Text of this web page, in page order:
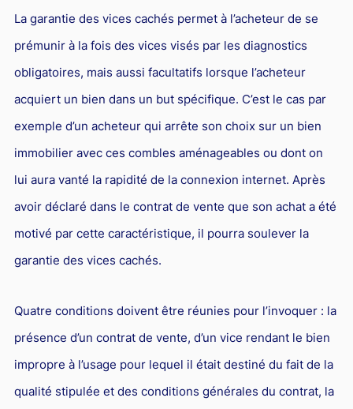
La garantie des vices cachés permet à l’acheteur de se
prémunir à la fois des vices visés par les diagnostics
obligatoires, mais aussi facultatifs lorsque l’acheteur
acquiert un bien dans un but spécifique. C’est le cas par
exemple d’un acheteur qui arrête son choix sur un bien
immobilier avec ces combles aménageables ou dont on
lui aura vanté la rapidité de la connexion internet. Après
avoir déclaré dans le contrat de vente que son achat a été
motivé par cette caractéristique, il pourra soulever la
garantie des vices cachés.
Quatre conditions doivent être réunies pour l’invoquer : la
présence d’un contrat de vente, d’un vice rendant le bien
impropre à l’usage pour lequel il était destiné du fait de la
qualité stipulée et des conditions générales du contrat, la